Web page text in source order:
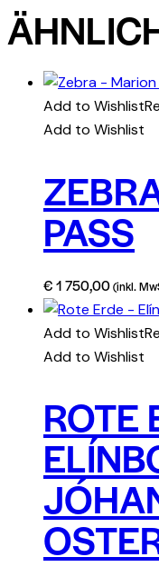
Add to Wishlist
Add to Wishlist
PASS
€1 750,00(inkl.
Add to Wishlist
Add to Wishlist
ROTE